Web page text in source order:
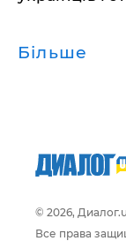
Більше
© 2026,
Все права